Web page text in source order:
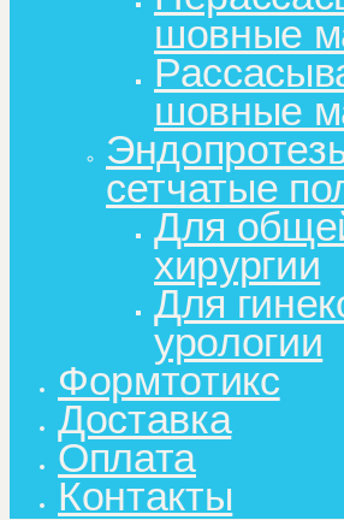
шовные
шовные
сетчатые
Для
хирургии
Для
урологии
Формтотикс
Доставка
Оплата
Контакты